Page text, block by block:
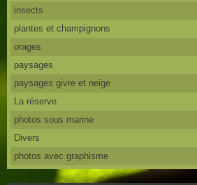
insects
plantes et champignons
orages
paysages
paysages givre et neige
La réserve
photos sous marine
Divers
photos avec graphisme